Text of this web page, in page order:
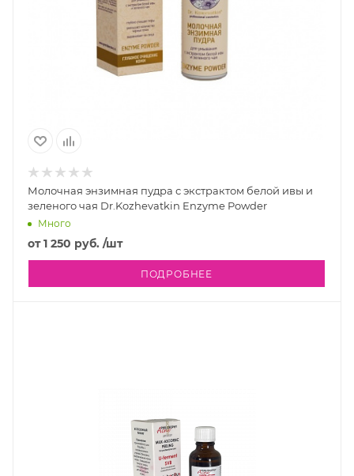
Молочная энзимная пудра с экстрактом белой ивы и
зеленого чая Dr.Kozhevatkin Enzyme Powder
Много
от1 250 руб. /шт
ПОДРОБНЕЕ